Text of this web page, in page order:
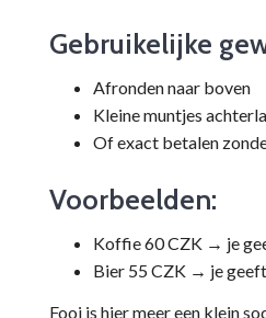
Gebruikelijke
Afronden naar boven
Kleine muntjes
Of exact betalen
Voorbeelden:
Koffie 60 CZK → je
Bier 55 CZK → je
Fooi is hier meer een klein